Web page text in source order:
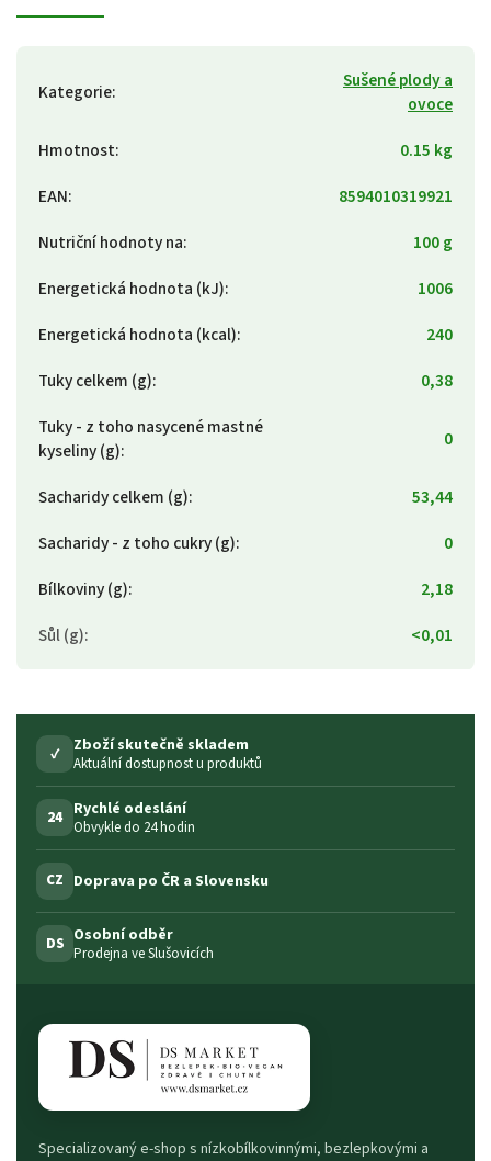
Kategorie:
Sušené plody a
ovoce
Hmotnost:
0.15 kg
EAN:
8594010319921
Nutriční hodnoty na:
100 g
Energetická hodnota (kJ):
1006
Energetická hodnota (kcal):
240
Tuky celkem (g):
0,38
Tuky - z toho nasycené mastné
kyseliny (g): 0
Sacharidy celkem (g):
53,44
Sacharidy - z toho cukry (g):
0
Bílkoviny (g):
2,18
Sůl (g): <0,01
✓ Zboží skutečně skladem
Aktuální dostupnost u produktů
24 Rychlé odeslání
Obvykle do 24 hodin
CZ Doprava po ČR a Slovensku
DS Osobní odběr
Prodejna ve Slušovicích
Specializovaný e-shop s nízkobílkovinnými, bezlepkovými a